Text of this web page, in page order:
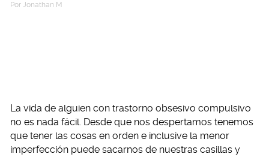
Por Jonathan M
La vida de alguien con trastorno obsesivo compulsivo
no es nada fácil. Desde que nos despertamos tenemos
que tener las cosas en orden e inclusive la menor
imperfección puede sacarnos de nuestras casillas y